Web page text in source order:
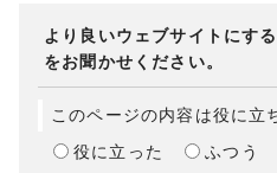
より良いウェブサイトにす
をお聞かせください。
このページの内容は役に立
役に立った
ふつう